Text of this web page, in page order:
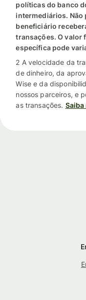
políticas do banco
intermediários. Não
beneficiário
transações. O valor
específica pode
2 A velocidade da
de dinheiro, da
Wise e da
nossos parceiros, e
as transações. Saiba